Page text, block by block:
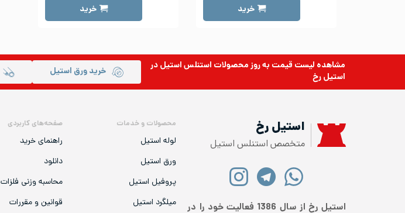
خرید خرید
مشاهده لیست قیمت به روزمحصولات استنلس استیلدر
استیل رخ
خرید ورق استیل
استیل رخ
متخصص استنلس استیل
استیل رخ از سال 1386 فعالیت خود را در
محصولات و خدمات
لوله استیل
ورق استیل
پروفیل استیل
میلگرد استیل
صفحه‌های کاربردی
راهنمای خرید
دانلود
محاسبه وزنی فلزات
قوانین و مقررات